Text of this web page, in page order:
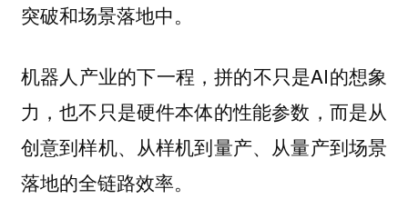
突破和场景落地中。
机器人产业的下一程，拼的不只是AI的想象
力，也不只是硬件本体的性能参数，而是从
创意到样机、从样机到量产、从量产到场景
落地的全链路效率。